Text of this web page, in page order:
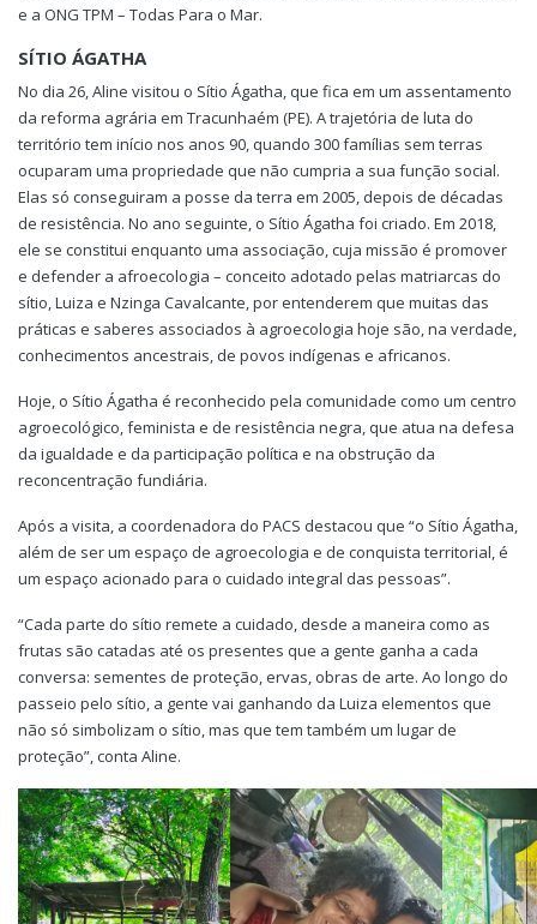
e a ONG TPM – Todas Para o Mar.
SÍTIO ÁGATHA
No dia 26, Aline visitou o Sítio Ágatha, que fica em um assentamento
da reforma agrária em Tracunhaém (PE). A trajetória de luta do
território tem início nos anos 90, quando 300 famílias sem terras
ocuparam uma propriedade que não cumpria a sua função social.
Elas só conseguiram a posse da terra em 2005, depois de décadas
de resistência. No ano seguinte, o Sítio Ágatha foi criado. Em 2018,
ele se constitui enquanto uma associação, cuja missão é promover
e defender a afroecologia – conceito adotado pelas matriarcas do
sítio, Luiza e Nzinga Cavalcante, por entenderem que muitas das
práticas e saberes associados à agroecologia hoje são, na verdade,
conhecimentos ancestrais, de povos indígenas e africanos.
Hoje, o Sítio Ágatha é reconhecido pela comunidade como um centro
agroecológico, feminista e de resistência negra, que atua na defesa
da igualdade e da participação política e na obstrução da
reconcentração fundiária.
Após a visita, a coordenadora do PACS destacou que “o Sítio Ágatha,
além de ser um espaço de agroecologia e de conquista territorial, é
um espaço acionado para o cuidado integral das pessoas”.
“Cada parte do sítio remete a cuidado, desde a maneira como as
frutas são catadas até os presentes que a gente ganha a cada
conversa: sementes de proteção, ervas, obras de arte. Ao longo do
passeio pelo sítio, a gente vai ganhando da Luiza elementos que
não só simbolizam o sítio, mas que tem também um lugar de
proteção”, conta Aline.